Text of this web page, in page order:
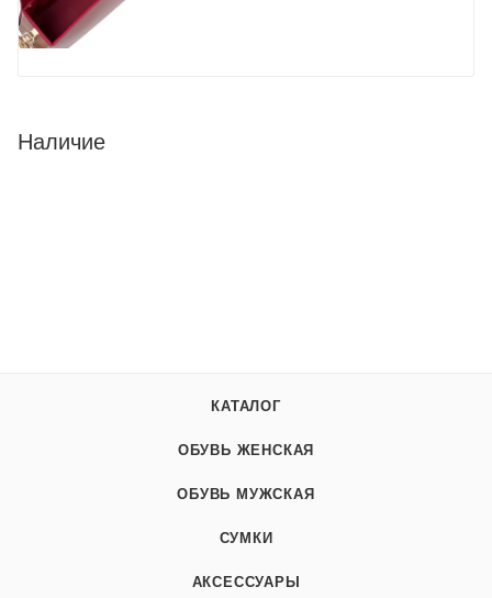
Наличие
КАТАЛОГ
ОБУВЬ ЖЕНСКАЯ
ОБУВЬ МУЖСКАЯ
СУМКИ
АКСЕССУАРЫ